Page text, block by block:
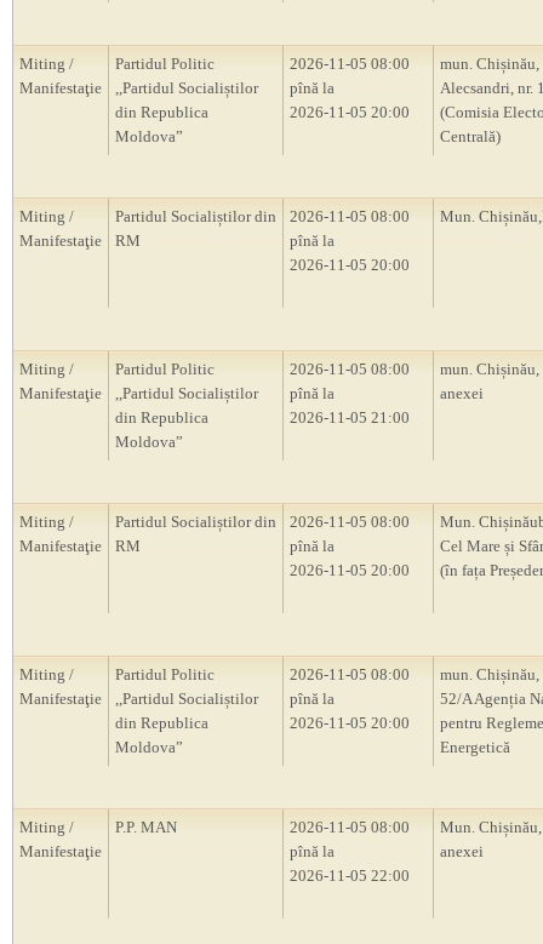
Miting /
Manifestaţie
Partidul Politic
,,Partidul Socialiștilor
din Republica
Moldova”
2026-11-05 08:00
pînă la
2026-11-05 20:00
mun. Chișinău,
Alecsandri, nr.
(Comisia
Centrală)
Miting /
Manifestaţie
Partidul Socialiștilor din
RM
2026-11-05 08:00
pînă la
2026-11-05 20:00
Mun.
Miting /
Manifestaţie
Partidul Politic
,,Partidul Socialiștilor
din Republica
Moldova”
2026-11-05 08:00
pînă la
2026-11-05 21:00
mun.
anexei
Miting /
Manifestaţie
Partidul Socialiștilor din
RM
2026-11-05 08:00
pînă la
2026-11-05 20:00
Mun.
Cel Mare și
(în fața
Miting /
Manifestaţie
Partidul Politic
,,Partidul Socialiștilor
din Republica
Moldova”
2026-11-05 08:00
pînă la
2026-11-05 20:00
mun. Chișinău,
52/A Agenția
pentru
Energetică
Miting /
Manifestaţie
P.P. MAN
2026-11-05 08:00
pînă la
2026-11-05 22:00
Mun.
anexei